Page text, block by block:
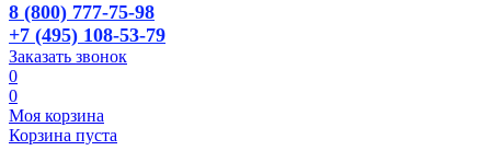
8 (800) 777-75-98
+7 (495) 108-53-79
Заказать звонок
0
0
Моя корзина
Корзина пуста